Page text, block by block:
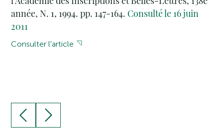
année, N. 1, 1994. pp. 147-164. Consulté le 16 juin
2011
Consulter l'article